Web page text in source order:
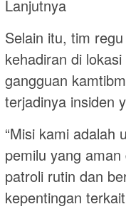
Lanjutnya
Selain itu, tim
kehadiran di
gangguan
terjadinya insiden
“Misi kami adalah
pemilu yang
patroli rutin dan
kepentingan